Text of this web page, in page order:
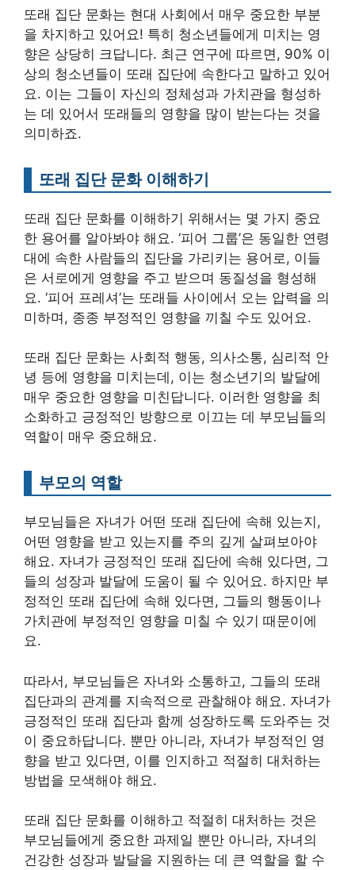
또래 집단 문화는 현대 사회에서 매우 중요한 부분
을 차지하고 있어요! 특히 청소년들에게 미치는 영
향은 상당히 크답니다. 최근 연구에 따르면, 90% 이
상의 청소년들이 또래 집단에 속한다고 말하고 있어
요. 이는 그들이 자신의 정체성과 가치관을 형성하
는 데 있어서 또래들의 영향을 많이 받는다는 것을
의미하죠.
또래 집단 문화 이해하기
또래 집단 문화를 이해하기 위해서는 몇 가지 중요
한 용어를 알아봐야 해요. ‘피어 그룹’은 동일한 연령
대에 속한 사람들의 집단을 가리키는 용어로, 이들
은 서로에게 영향을 주고 받으며 동질성을 형성해
요. ‘피어 프레셔’는 또래들 사이에서 오는 압력을 의
미하며, 종종 부정적인 영향을 끼칠 수도 있어요.
또래 집단 문화는 사회적 행동, 의사소통, 심리적 안
녕 등에 영향을 미치는데, 이는 청소년기의 발달에
매우 중요한 영향을 미친답니다. 이러한 영향을 최
소화하고 긍정적인 방향으로 이끄는 데 부모님들의
역할이 매우 중요해요.
부모의 역할
부모님들은 자녀가 어떤 또래 집단에 속해 있는지,
어떤 영향을 받고 있는지를 주의 깊게 살펴보아야
해요. 자녀가 긍정적인 또래 집단에 속해 있다면, 그
들의 성장과 발달에 도움이 될 수 있어요. 하지만 부
정적인 또래 집단에 속해 있다면, 그들의 행동이나
가치관에 부정적인 영향을 미칠 수 있기 때문이에
요.
따라서, 부모님들은 자녀와 소통하고, 그들의 또래
집단과의 관계를 지속적으로 관찰해야 해요. 자녀가
긍정적인 또래 집단과 함께 성장하도록 도와주는 것
이 중요하답니다. 뿐만 아니라, 자녀가 부정적인 영
향을 받고 있다면, 이를 인지하고 적절히 대처하는
방법을 모색해야 해요.
또래 집단 문화를 이해하고 적절히 대처하는 것은
부모님들에게 중요한 과제일 뿐만 아니라, 자녀의
건강한 성장과 발달을 지원하는 데 큰 역할을 할 수